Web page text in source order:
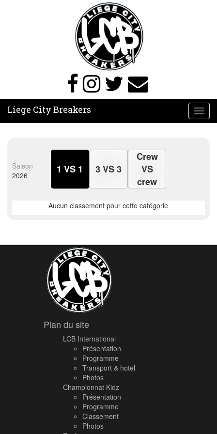
Liege City Breakers
Saison
2026
1 VS 1 3 VS 3
Crew
VS
crew
Aucun classement pour cette catégorie
Plan du site
LCB International
Présentation
Programme
Transport & hotel
Photos
Championnat Kidz
Présentation
Programme
Classement
Photos